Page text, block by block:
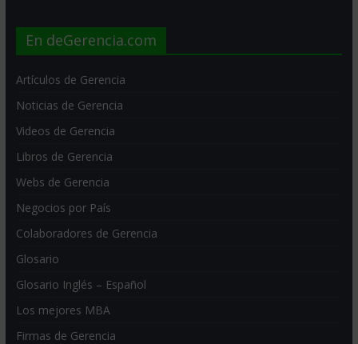
En deGerencia.com
Artículos de Gerencia
Noticias de Gerencia
Videos de Gerencia
Libros de Gerencia
Webs de Gerencia
Negocios por País
Colaboradores de Gerencia
Glosario
Glosario Inglés – Español
Los mejores MBA
Firmas de Gerencia